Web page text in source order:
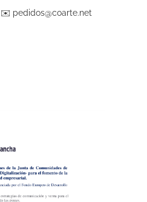
✉️ pedidos@coarte.net